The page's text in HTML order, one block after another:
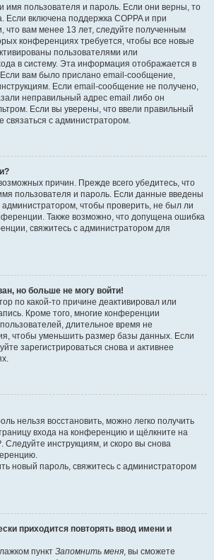
имя пользователя и пароль. Если они верны, то
Если включена поддержка COPPA и при
что вам менее 13 лет, следуйте полученным
конференциях требуется, чтобы все новые
пользователями или
в систему. Эта информация отображается в
Если вам было прислано email-сообщение,
Если email-сообщение не получено,
неправильный адрес email либо он
Если вы уверены, что ввели правильный
связаться с администратором.
причин. Прежде всего убедитесь, что
пользователя и пароль. Если данные введены
администратором, чтобы проверить, не был ли
Также возможно, что допущена ошибка
свяжитесь с администратором для
но больше не могу войти!
по какой-то причине деактивировал или
Кроме того, многие конференции
длительное время не
чтобы уменьшить размер базы данных. Если
зарегистрироваться снова и активнее
нельзя восстановить, можно легко получить
входа на конференцию и щёлкните на
. Следуйте инструкциям, и скоро вы снова
новый пароль, свяжитесь с администратором
приходится повторять ввод имени и
пункт Запомнить меня, вы сможете